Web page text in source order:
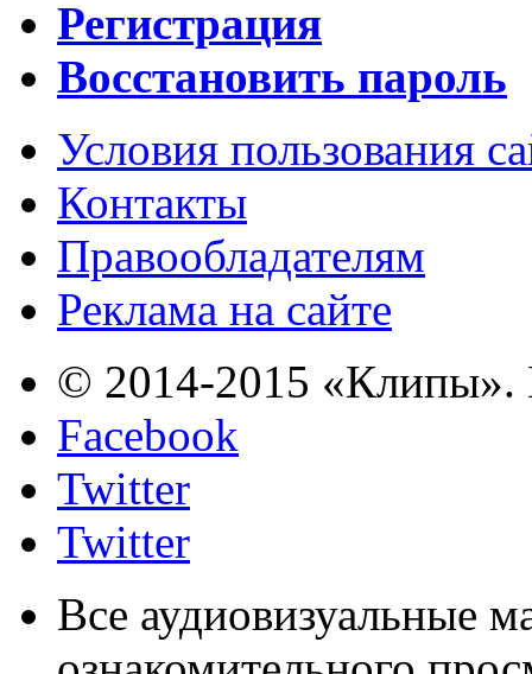
Регистрация
Восстановить пароль
Условия пользования
Контакты
Правообладателям
Реклама на сайте
© 2014-2015 «Клипы».
Facebook
Twitter
Twitter
Все аудиовизуальные